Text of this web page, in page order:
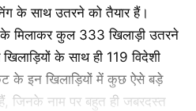
के साथ उतरने को तैयार हैं।
के मिलाकर कुल 333 खिलाड़ी उतरने
के साथ ही 119 विदेशी
के इन खिलाड़ियों में कुछ ऐसे बड़े
जिनके नाम पर बहुत ही जबरदस्त